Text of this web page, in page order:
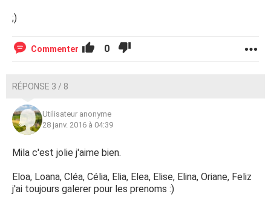
;)
Commenter 0
RÉPONSE 3 / 8
Utilisateur anonyme
28 janv. 2016 à 04:39
Mila c'est jolie j'aime bien.
Eloa, Loana, Cléa, Célia, Elia, Elea, Elise, Elina, Oriane, Feliz
j'ai toujours galerer pour les prenoms :)